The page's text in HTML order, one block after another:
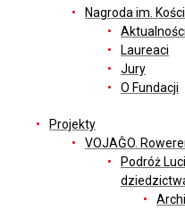
Nagroda im.
Aktualności
Laureaci
Jury
O Fundacji
Projekty
VOJAĜO.
Podróż